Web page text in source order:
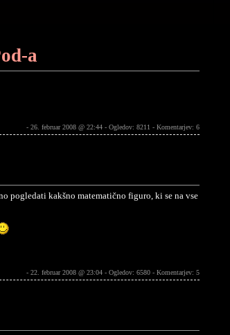
a
- 26. februar 2008 @ 22:44 - Ogledov: 8211 - Komentarjev: 6
pogledati kakšno matematično figuro, ki se na vse
- 22. februar 2008 @ 23:04 - Ogledov: 6580 - Komentarjev: 5